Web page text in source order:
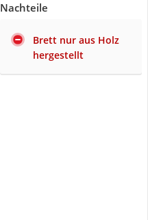
Nachteile
Brett nur aus Holz
hergestellt